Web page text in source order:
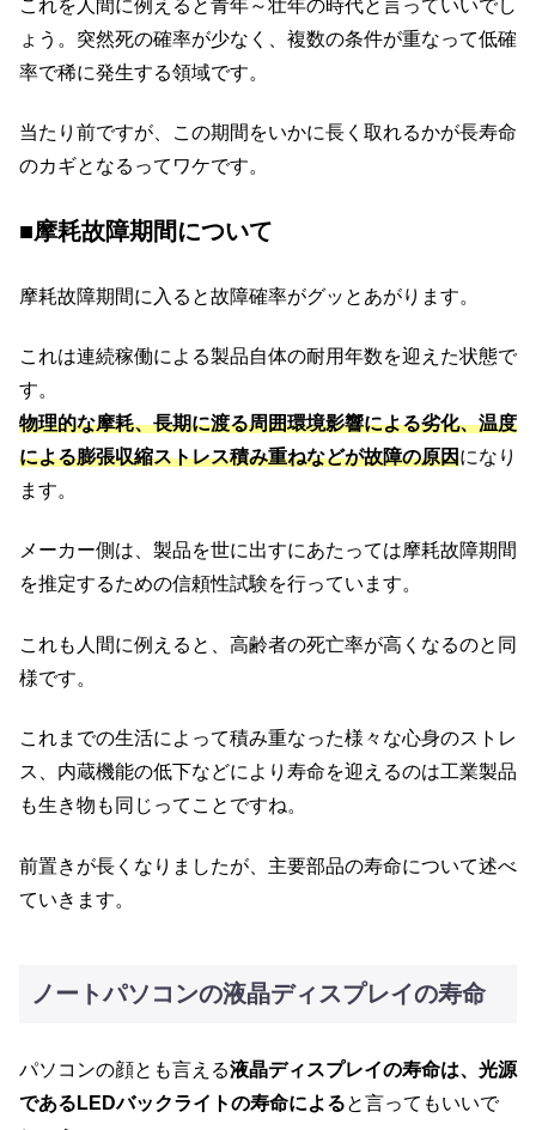
これを人間に例えると青年～壮年の時代と言っていいでし
ょう。突然死の確率が少なく、複数の条件が重なって低確
率で稀に発生する領域です。
当たり前ですが、この期間をいかに長く取れるかが長寿命
のカギとなるってワケです。
■摩耗故障期間について
摩耗故障期間に入ると故障確率がグッとあがります。
これは連続稼働による製品自体の耐用年数を迎えた状態で
す。
物理的な摩耗、長期に渡る周囲環境影響による劣化、温度
による膨張収縮ストレス積み重ねなどが故障の原因になり
ます。
メーカー側は、製品を世に出すにあたっては摩耗故障期間
を推定するための信頼性試験を行っています。
これも人間に例えると、高齢者の死亡率が高くなるのと同
様です。
これまでの生活によって積み重なった様々な心身のストレ
ス、内蔵機能の低下などにより寿命を迎えるのは工業製品
も生き物も同じってことですね。
前置きが長くなりましたが、主要部品の寿命について述べ
ていきます。
ノートパソコンの液晶ディスプレイの寿命
パソコンの顔とも言える液晶ディスプレイの寿命は、光源
であるLEDバックライトの寿命によると言ってもいいで